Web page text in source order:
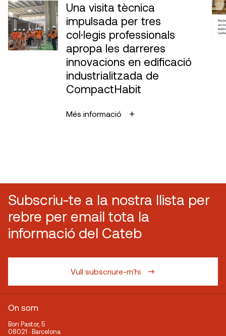
Una visita tècnica
impulsada per tres
col·legis professionals
apropa les darreres
innovacions en edificació
industrialitzada de
CompactHabit
Més informació
Subscriu-te a la nostra llista per
rebre per email tota la
informació del Cateb
Vull subscriure-m'hi
On som
Bon Pastor, 5
08021 · Barcelona